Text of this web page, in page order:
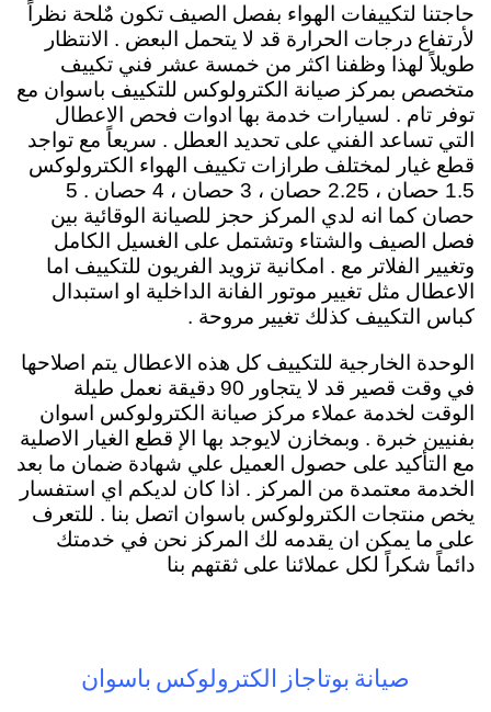
حاجتنا لتكييفات الهواء بفصل الصيف تكون مٌلحة نظراً
لأرتفاع درجات الحرارة قد لا يتحمل البعض . الانتظار
طويلاً لهذا وظفنا اكثر من خمسة عشر فني تكييف
متخصص بمركز صيانة الكترولوكس للتكييف باسوان مع
توفر تام . لسيارات خدمة بها ادوات فحص الاعطال
التي تساعد الفني على تحديد العطل . سريعاً مع تواجد
قطع غيار لمختلف طرازات تكييف الهواء الكترولوكس
1.5 حصان ، 2.25 حصان ، 3 حصان ، 4 حصان . 5
حصان كما انه لدي المركز حجز للصيانة الوقائية بين
فصل الصيف والشتاء وتشتمل على الغسيل الكامل
وتغيير الفلاتر مع . امكانية تزويد الفريون للتكييف اما
الاعطال مثل تغيير موتور الفانة الداخلية او استبدال
كباس التكييف كذلك تغيير مروحة .
الوحدة الخارجية للتكييف كل هذه الاعطال يتم اصلاحها
في وقت قصير قد لا يتجاور 90 دقيقة نعمل طيلة
الوقت لخدمة عملاء مركز صيانة الكترولوكس اسوان
بفنيين خبرة . وبمخازن لايوجد بها الإ قطع الغيار الاصلية
مع التأكيد على حصول العميل علي شهادة ضمان ما بعد
الخدمة معتمدة من المركز . اذا كان لديكم اي استفسار
يخص منتجات الكترولوكس باسوان اتصل بنا . للتعرف
على ما يمكن ان يقدمه لك المركز نحن في خدمتك
دائماً شكراً لكل عملائنا على ثقتهم بنا
صيانة بوتاجاز الكترولوكس باسوان